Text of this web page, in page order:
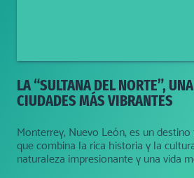
LA “SULTANA DEL NORTE”,
CIUDADES MÁS VIBRANTES
Monterrey, Nuevo León, es un
que combina la rica historia y la
naturaleza impresionante y una vida